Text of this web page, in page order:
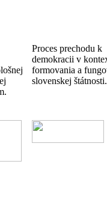
Proces prechodu k
demokracii v
formovania a
slovenskej štátnosti.